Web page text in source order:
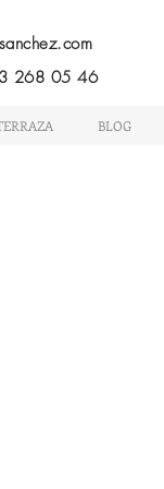
268 05 46
BLOG